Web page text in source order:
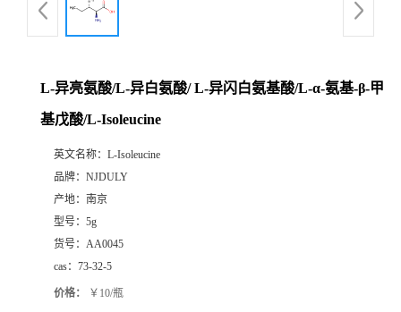
L-异亮氨酸/L-异白氨酸/ L-异闪白氨基酸/L-α-氨基-β-甲
基戊酸/L-Isoleucine
英文名称： L-Isoleucine
品牌： NJDULY
产地： 南京
型号： 5g
货号： AA0045
cas： 73-32-5
价格： ￥10/瓶